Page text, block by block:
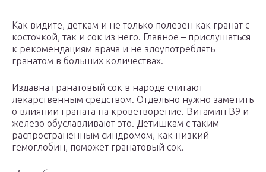
Как видите, деткам и не только полезен как гранат с
косточкой, так и сок из него. Главное – прислушаться
к рекомендациям врача и не злоупотреблять
гранатом в больших количествах.
Издавна гранатовый сок в народе считают
лекарственным средством. Отдельно нужно заметить
о влиянии граната на кроветворение. Витамин B9 и
железо обуславливают это. Детишкам с таким
распространенным синдромом, как низкий
гемоглобин, поможет гранатовый сок.